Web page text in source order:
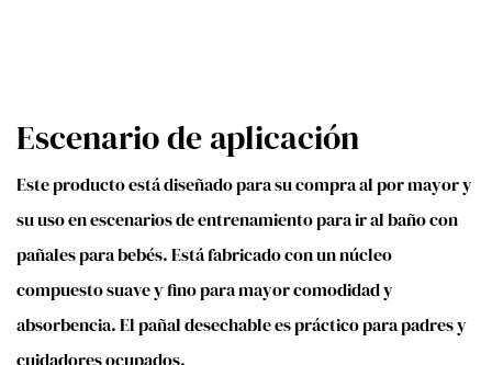
Escenario de aplicación
Este producto está diseñado para su compra al por mayor y
su uso en escenarios de entrenamiento para ir al baño con
pañales para bebés. Está fabricado con un núcleo
compuesto suave y fino para mayor comodidad y
absorbencia. El pañal desechable es práctico para padres y
cuidadores ocupados.